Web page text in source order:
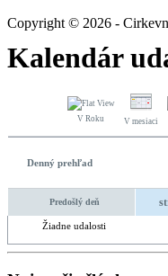
Copyright © 2026 -
Kalendár
V Roku V mesiaci
Denný prehľad
Predošlý deň
Žiadne udalosti